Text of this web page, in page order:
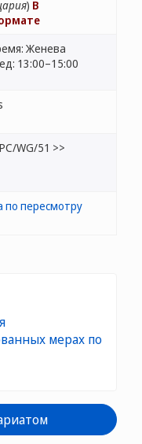
) В
Женева
13:00–15:00
WG/51 >>
по пересмотру
мерах по